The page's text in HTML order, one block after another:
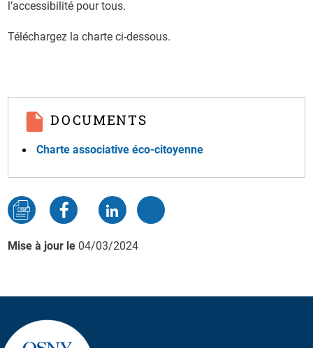
l’accessibilité pour tous.
Téléchargez la charte ci-dessous.
DOCUMENTS
Charte associative éco-citoyenne
Mise à jour le 04/03/2024